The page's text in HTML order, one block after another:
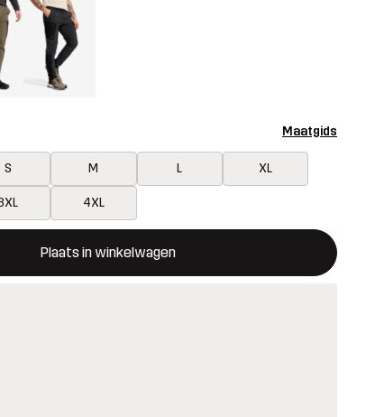
Maatgids
S M L XL
4XL
Plaats in winkelwagen
modal met de bevestiging van een nieuw item in het